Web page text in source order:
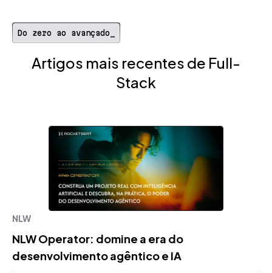
Do zero ao avançado_
Artigos mais recentes de Full-
Stack
NLW
NLW Operator: domine a era do
desenvolvimento agêntico e IA